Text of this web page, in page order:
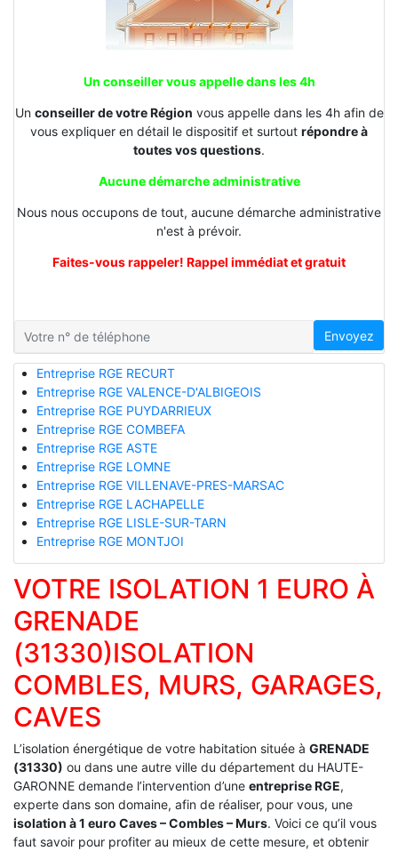
Un conseiller vous appelle dans les 4h
Un conseiller de votre Région vous appelle dans les 4h afin de
vous expliquer en détail le dispositif et surtout répondre à
toutes vos questions.
Aucune démarche administrative
Nous nous occupons de tout, aucune démarche administrative
n'est à prévoir.
Faites-vous rappeler! Rappel immédiat et gratuit
Envoyez
Entreprise RGE RECURT
Entreprise RGE VALENCE-D'ALBIGEOIS
Entreprise RGE PUYDARRIEUX
Entreprise RGE COMBEFA
Entreprise RGE ASTE
Entreprise RGE LOMNE
Entreprise RGE VILLENAVE-PRES-MARSAC
Entreprise RGE LACHAPELLE
Entreprise RGE LISLE-SUR-TARN
Entreprise RGE MONTJOI
VOTRE ISOLATION 1 EURO À
GRENADE
(31330)ISOLATION
COMBLES, MURS, GARAGES,
CAVES
L’isolation énergétique de votre habitation située à GRENADE
(31330) ou dans une autre ville du département du HAUTE-
GARONNE demande l’intervention d’une entreprise RGE,
experte dans son domaine, afin de réaliser, pour vous, une
isolation à 1 euro Caves – Combles – Murs. Voici ce qu’il vous
faut savoir pour profiter au mieux de cette mesure, et obtenir